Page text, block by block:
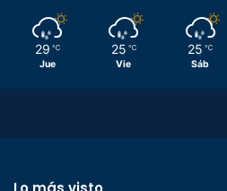
29 ℃
Jue
25 ℃
Vie
25 ℃
Sáb